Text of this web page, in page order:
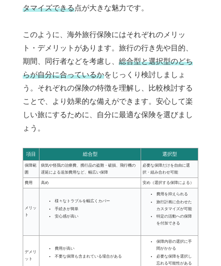
タマイズできる点が大きな魅力です。
このように、海外旅行保険にはそれぞれのメリッ
ト・デメリットがあります。旅行の行き先や目的、
期間、同行者などを考慮し、 総合型と選択型のどち
らが自分に合っているかをじっくり検討しましょ
う。それぞれの保険の特徴を理解し、比較検討する
ことで、より効果的な備えができます。安心して楽
しい旅にするために、自分に最適な保険を選びまし
ょう。
項目 総合型 選択型
保障範
囲
病気や怪我の治療費、携行品の盗難・破損、飛行機の
遅延による追加費用など、幅広い保障
必要な保障だけを自由に選
択・組み合わせ可能
費用 高め 安め（選択する保障による）
メリッ
ト
様々なトラブルを幅広くカバー
手続きが簡単
安心感が高い
費用を抑えられる
旅行計画に合わせた
カスタマイズが可能
特定の活動への保障
を付加できる
デメリ
ット
費用が高い
不要な保障も含まれている場合がある
保障内容の選択に手
間がかかる
必要な保障を選択し
忘れる可能性がある